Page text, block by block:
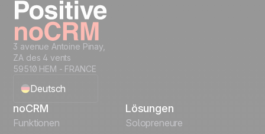
3 avenue Antoine Pinay,
ZA des 4 vents
59510 HEM - FRANCE
Deutsch
English
noCRM
Funktionen
Lösungen
Solopreneure